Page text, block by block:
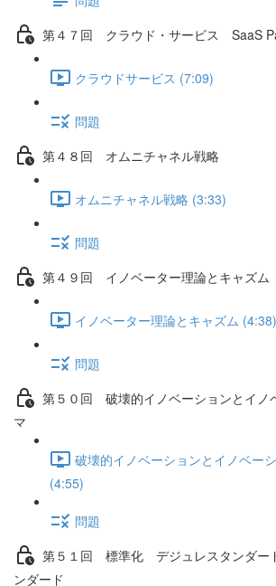
第４７回 クラウド・サービス SaaS
クラウドサービス (7:09)
問題
第４８回 オムニチャネル戦略
オムニチャネル戦略 (3:33)
問題
第４９回 イノベーター理論とキャズム
イノベーター理論とキャズム (4:38)
問題
第５０回 破壊的イノベーションとイノ
マ
破壊的イノベーションとイノベー
(4:55)
問題
第５１回 標準化 デジュレスタンダー
ンダード